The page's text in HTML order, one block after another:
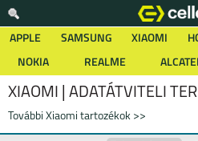
APPLE SAMSUNG XIAOMI
NOKIA
REALME
XIAOMI | ADATÁTVITELI
További Xiaomi tartozékok >>